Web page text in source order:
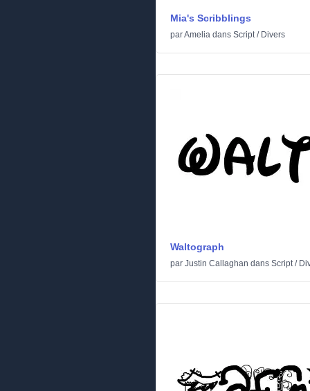
Mia's Scribblings
parAmelia dans Script/ Divers
Waltograph
par Justin Callaghan dans Script/